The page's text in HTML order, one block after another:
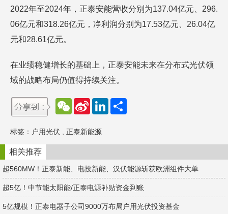
2022年至2024年，正泰安能营收分别为137.04亿元、296.
06亿元和318.26亿元，净利润分别为17.53亿元、26.04亿
元和28.61亿元。
在业绩稳健增长的基础上，正泰安能未来在分布式光伏领
域的战略布局仍值得持续关注。
W
e
a
t
S
a
W
e
b
o
L
d
n
标签： 户用光伏 正泰新能源
相关推荐
超560MW！正泰新能、电投新能、汉伏能源斩获欧洲组件大单
超5亿！中节能太阳能/正泰电源补贴资金到账
5亿规模！正泰电器子公司9000万布局户用光伏投资基金